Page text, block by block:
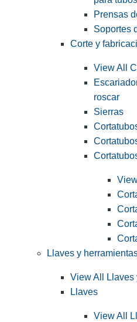
Prensas
Soportes
Corte y
View All
roscar
Sierras
Llaves y
View All Llaves
Llaves
View All